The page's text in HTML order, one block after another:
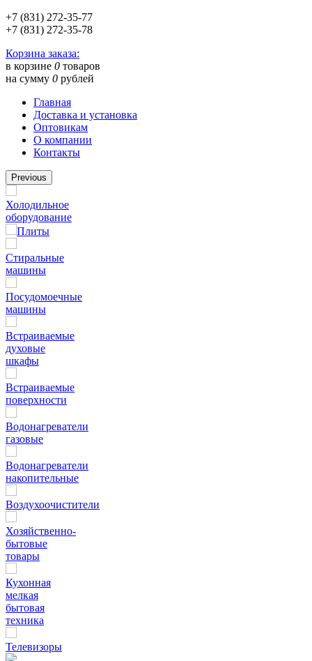
+7 (831) 272-35-77
+7 (831) 272-35-78
Корзина заказа:
в корзине 0 товаров
на сумму 0 рублей
Главная
Доставка и установка
Оптовикам
О компании
Контакты
Previous
Холодильное
оборудование
Плиты
Стиральные
машины
Посудомоечные
машины
Встраиваемые
духовые
шкафы
Встраиваемые
поверхности
Водонагреватели
газовые
Водонагреватели
накопительные
Воздухоочистители
Хозяйственно-
бытовые
товары
Кухонная
мелкая
бытовая
техника
Телевизоры